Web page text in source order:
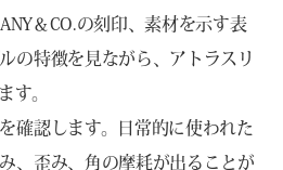
＆CO.の刻印、素材を示す表
の特徴を見ながら、アトラスリ
す。
確認します。日常的に使われた
、歪み、角の摩耗が出ることが